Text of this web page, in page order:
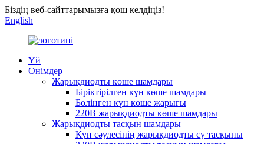
Біздің веб-сайттарымызға қош келдіңіз!
English
Үй
Өнімдер
Жарықдиодты көше шамдары
Біріктірілген күн көше шамдары
Бөлінген күн көше жарығы
220В жарықдиодты көше шамдары
Жарықдиодты тасқын шамдары
Күн сәулесінің жарықдиодты су тасқыны